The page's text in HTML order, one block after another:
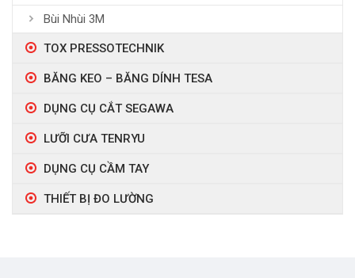
Bùi Nhùi 3M
TOX PRESSOTECHNIK
BĂNG KEO – BĂNG DÍNH TESA
DỤNG CỤ CẮT SEGAWA
LƯỠI CƯA TENRYU
DỤNG CỤ CẦM TAY
THIẾT BỊ ĐO LƯỜNG